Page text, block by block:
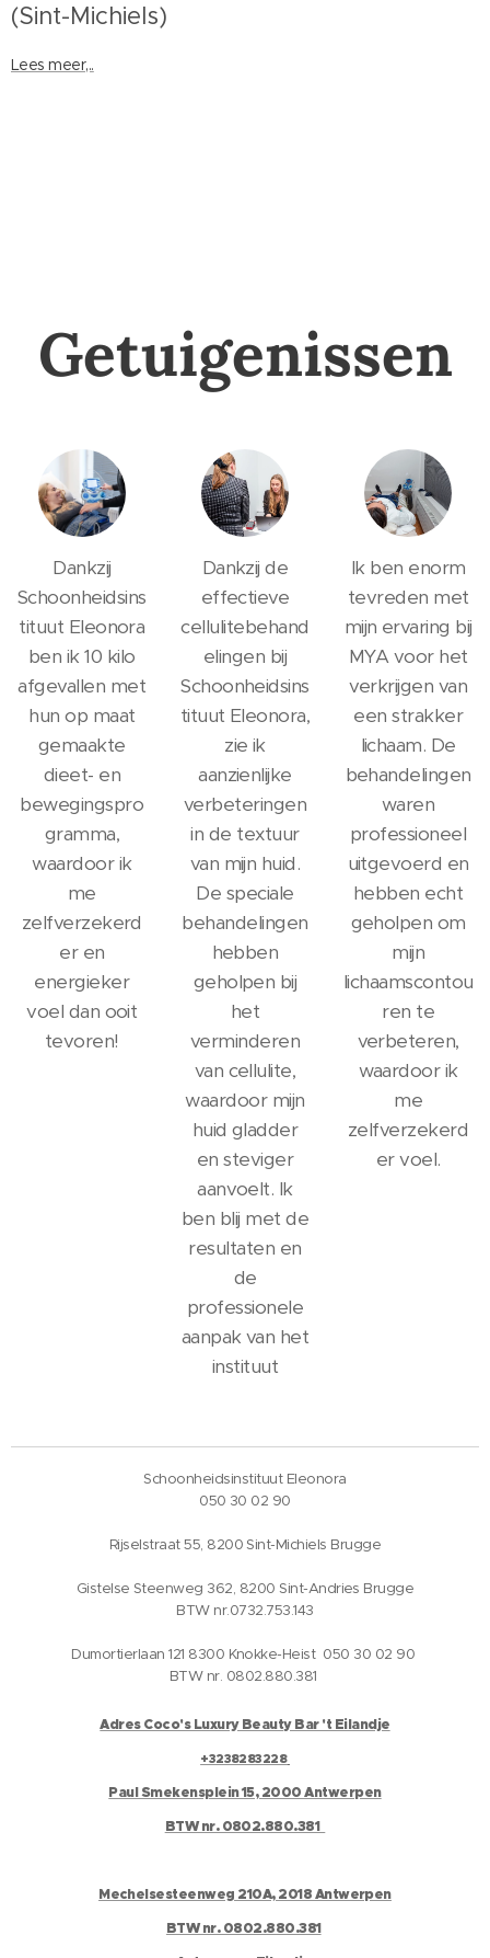
(Sint-Michiels)
Lees meer,..
Getuigenissen
Dankzij
Schoonheidsins
tituut Eleonora
ben ik 10 kilo
afgevallen met
hun op maat
gemaakte
dieet- en
bewegingspro
gramma,
waardoor ik
me
zelfverzekerd
er en
energieker
voel dan ooit
tevoren!
Dankzij de
effectieve
cellulitebehand
elingen bij
Schoonheidsins
tituut Eleonora,
zie ik
aanzienlijke
verbeteringen
in de textuur
van mijn huid.
De speciale
behandelingen
hebben
geholpen bij
het
verminderen
van cellulite,
waardoor mijn
huid gladder
en steviger
aanvoelt. Ik
ben blij met de
resultaten en
de
professionele
aanpak van het
instituut
Ik ben enorm
tevreden met
mijn ervaring bij
MYA voor het
verkrijgen van
een strakker
lichaam. De
behandelingen
waren
professioneel
uitgevoerd en
hebben echt
geholpen om
mijn
lichaamscontou
ren te
verbeteren,
waardoor ik
me
zelfverzekerd
er voel.
Schoonheidsinstituut Eleonora
050 30 02 90
Rijselstraat 55, 8200 Sint-Michiels Brugge
Gistelse Steenweg 362, 8200 Sint-Andries Brugge
BTW nr.0732.753.143
Dumortierlaan 121 8300 Knokke-Heist 050 30 02 90
BTW nr. 0802.880.381
Adres Coco's Luxury Beauty Bar 't Eilandje
+3238283228
Paul Smekensplein 15, 2000 Antwerpen
BTW nr. 0802.880.381
Mechelsesteenweg 210A, 2018 Antwerpen
BTW nr. 0802.880.381